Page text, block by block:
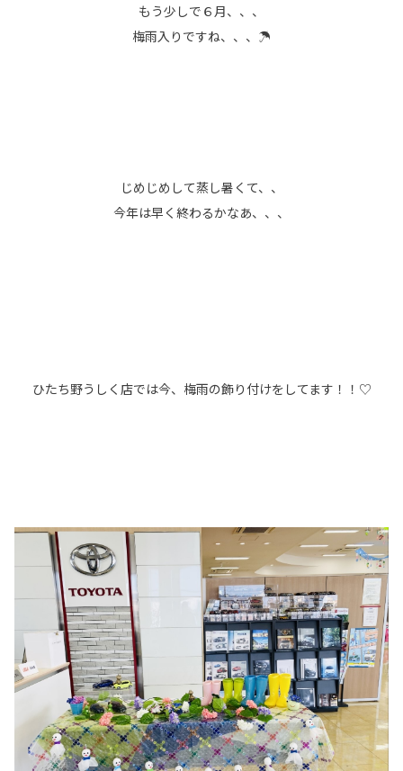
もう少しで６月、、、
梅雨入りですね、、、☂
じめじめして蒸し暑くて、、
今年は早く終わるかなあ、、、
ひたち野うしく店では今、梅雨の飾り付けをしてます！！♡